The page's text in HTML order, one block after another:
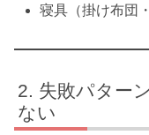
寝具（掛け布団
失敗パター
ない